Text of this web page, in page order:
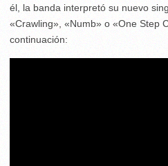
él, la banda interpretó su nuevo
«Crawling», «Numb» o «One Step
continuación: